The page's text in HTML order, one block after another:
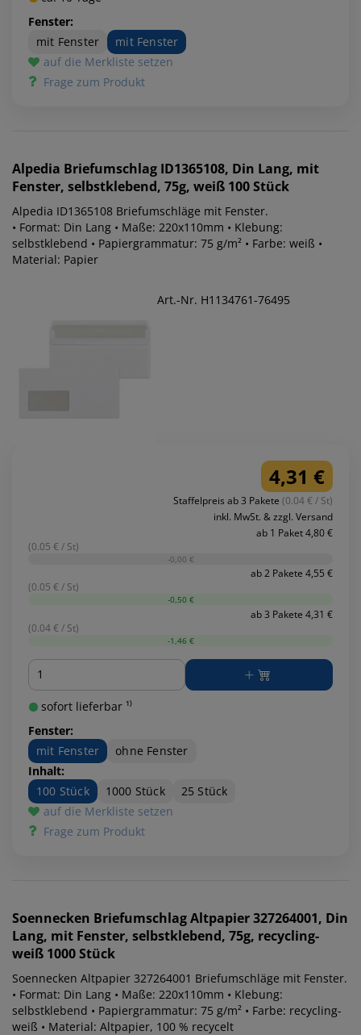
Fenster:
mit Fenster
mit Fenster
auf die Merkliste setzen
Frage zum Produkt
Alpedia Briefumschlag ID1365108, Din Lang, mit
Fenster, selbstklebend, 75g, weiß 100 Stück
Alpedia ID1365108 Briefumschläge mit Fenster.
• Format: Din Lang • Maße: 220x110mm • Klebung:
selbstklebend • Papiergrammatur: 75 g/m² • Farbe: weiß •
Material: Papier
Art.-Nr. H1134761-76495
4,31 €
Staffelpreis ab 3 Pakete (0.04 € / St)
inkl. MwSt. & zzgl. Versand
ab 1 Paket 4,80 €
(0.05 € / St)
-0,00 €
ab 2 Pakete 4,55 €
(0.05 € / St)
-0,50 €
ab 3 Pakete 4,31 €
(0.04 € / St)
-1,46 €
Menge
sofort lieferbar ¹⁾
Fenster:
mit Fenster
ohne Fenster
Inhalt:
100 Stück
1000 Stück
25 Stück
auf die Merkliste setzen
Frage zum Produkt
Soennecken Briefumschlag Altpapier 327264001, Din
Lang, mit Fenster, selbstklebend, 75g, recycling-
weiß 1000 Stück
Soennecken Altpapier 327264001 Briefumschläge mit Fenster.
• Format: Din Lang • Maße: 220x110mm • Klebung:
selbstklebend • Papiergrammatur: 75 g/m² • Farbe: recycling-
weiß • Material: Altpapier, 100 % recycelt